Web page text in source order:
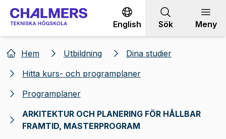
Gå till innehållet
English Sök Meny
Hem Utbildning
Dina studier
Hitta kurs- och programplaner
Programplaner
ARKITEKTUR OCH PLANERING FÖR HÅLLBAR
FRAMTID, MASTERPROGRAM